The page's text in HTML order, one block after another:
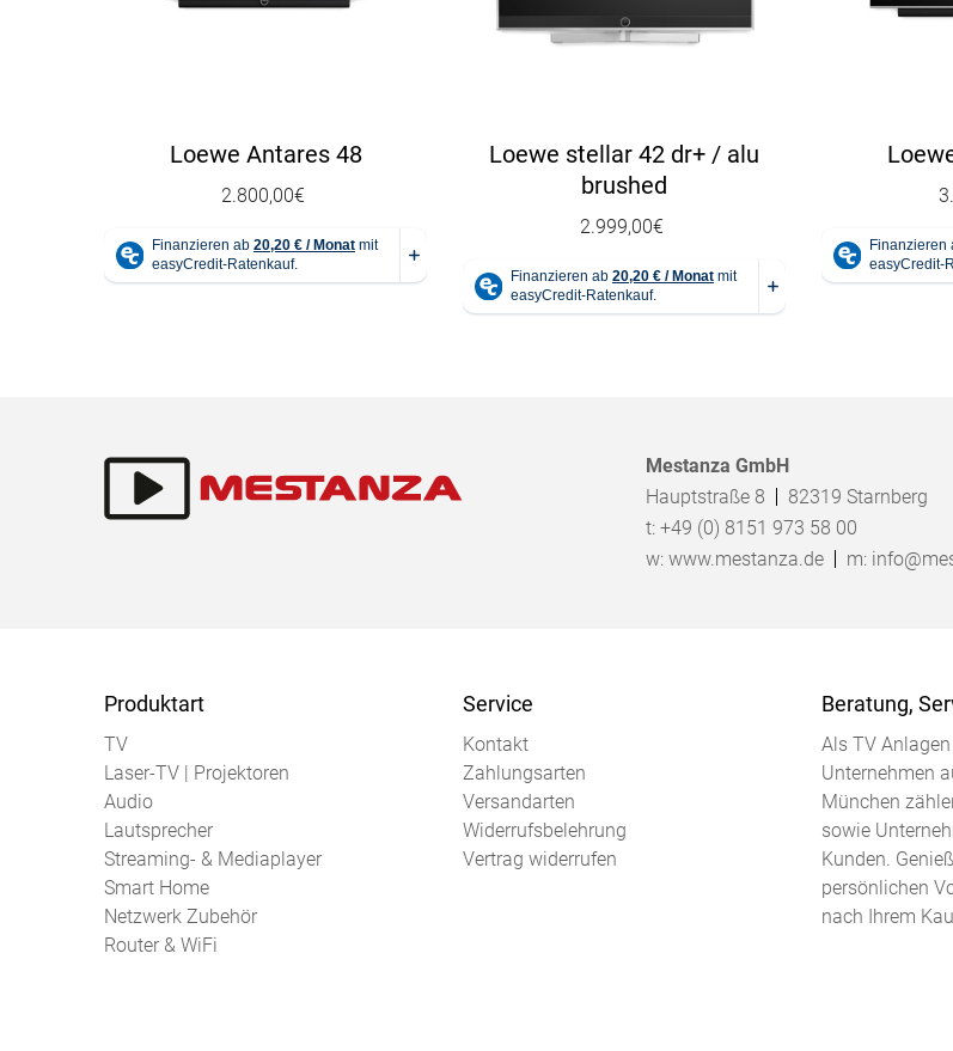
Loewe Antares 48
2.800,00€
Loewe stellar 42 dr+ / alu
brushed
2.999,00€
Mestanza GmbH
Hauptstraße 8
82319 Starnberg
t: +49 (0) 8151 973 58 00
w: www.mestanza.de m:
Produktart
TV
Laser-TV | Projektoren
Audio
Lautsprecher
Streaming- & Mediaplayer
Smart Home
Netzwerk Zubehör
Router & WiFi
Service
Kontakt
Zahlungsarten
Versandarten
Widerrufsbelehrung
Vertrag widerrufen
Beratung,
Als TV
Unternehmen
München
sowie
Kunden.
persönlichen
nach Ihrem